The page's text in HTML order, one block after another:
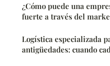
¿Cómo puede una
fuerte a través del
Logística especializada
antigüedades: cuando